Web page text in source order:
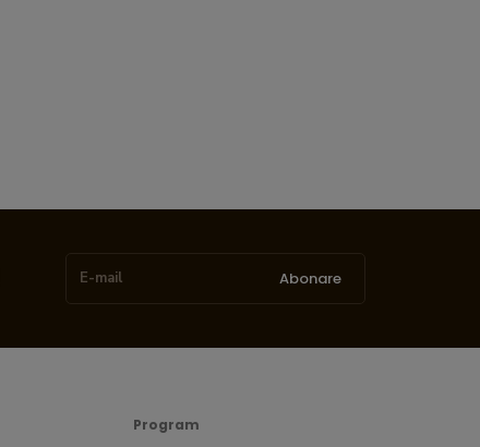
Abonare
Program